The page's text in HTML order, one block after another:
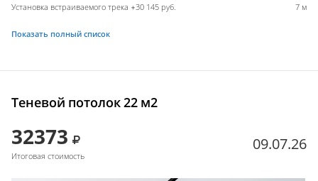
Установка встраиваемого трека +30 145 руб.
7 м
Показать полный список
Теневой потолок 22 м2
32373
Итоговая стоимость
09.07.26